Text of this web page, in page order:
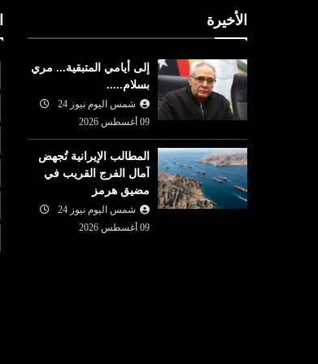
الأخيرة
إلى أيامي المتبقية... مري
بسلام.....
شمس اليوم نيوز 24
09 أغسطس 2026
المطالب الإيرانية تُجهض
آمال الفرج القريب في
مضيق هرمز
شمس اليوم نيوز 24
09 أغسطس 2026
09 أغسطس
ثقافة وفن
شمس اليوم نيوز 24
2026
"بنات الشيخ ": سرد روائي